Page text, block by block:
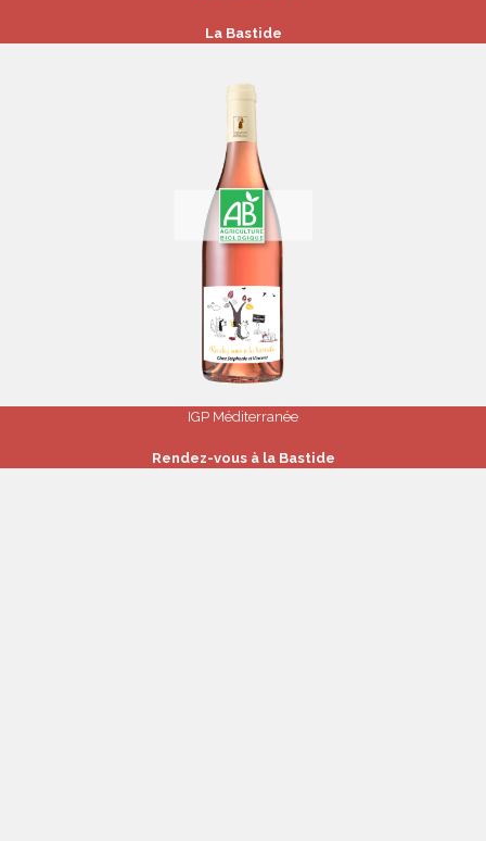
La Bastide
IGP Méditerranée
Rendez-vous à la Bastide